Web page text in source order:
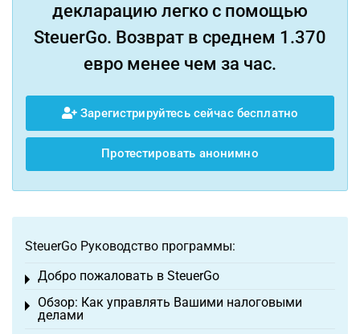
декларацию легко с помощью
SteuerGo. Возврат в среднем 1.370
евро менее чем за час.
Зарегистрируйтесь сейчас бесплатно
Протестировать анонимно
SteuerGo Руководство программы:
Добро пожаловать в SteuerGo
Toggle menu
Обзор: Как управлять Вашими налоговыми
делами
Toggle menu